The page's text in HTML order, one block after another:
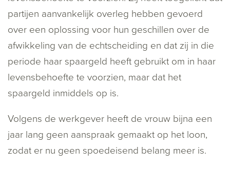
partijen aanvankelijk overleg hebben gevoerd
over een oplossing voor hun geschillen over de
afwikkeling van de echtscheiding en dat zij in die
periode haar spaargeld heeft gebruikt om in haar
levensbehoefte te voorzien, maar dat het
spaargeld inmiddels op is.
Volgens de werkgever heeft de vrouw bijna een
jaar lang geen aanspraak gemaakt op het loon,
zodat er nu geen spoedeisend belang meer is.